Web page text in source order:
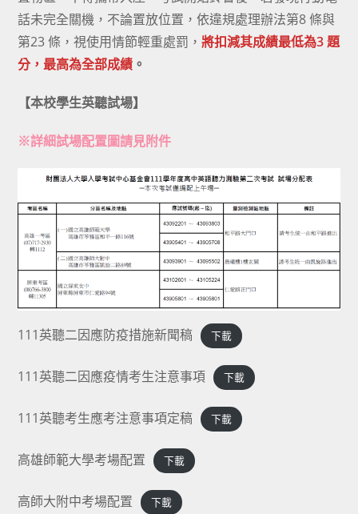
話未完全關機，不論置放位置，依違規處理辦法第8 條與
第23 條，視使用情節輕重處罰，將扣減其成績最低為3 題
分，最高為全部成績 。
【本校學生英聽試場】
※詳細試場配置圖請見附件
111英聽二因應防疫措施新聞稿 下載
111英聽二因應疫情考生注意事項 下載
111英聽考生應考注意事項定稿 下載
高雄師範大學考場配置 下載
高師大附中考場配置 下載